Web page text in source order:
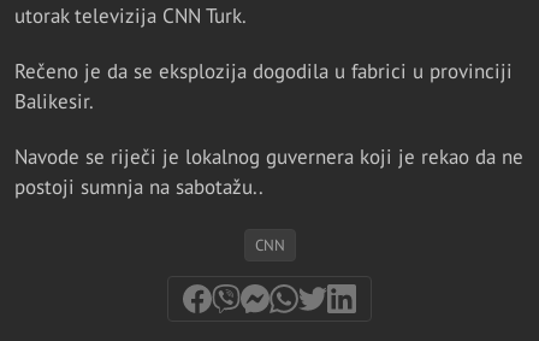
utorak televizija CNN Turk.
Rečeno je da se eksplozija dogodila u fabrici u provinciji
Balikesir.
Navode se riječi je lokalnog guvernera koji je rekao da ne
postoji sumnja na sabotažu..
CNN